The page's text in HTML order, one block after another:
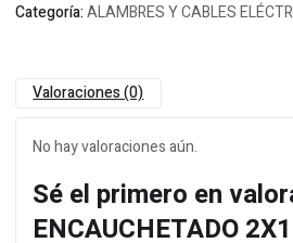
Categoría:ALAMBRES Y CABLES
Valoraciones (0)
No hay valoraciones aún.
Sé el primero en
ENCAUCHETADO